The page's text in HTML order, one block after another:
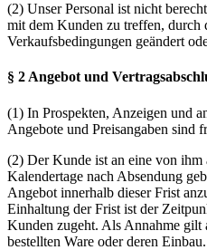
(2) Unser Personal ist nicht
mit dem Kunden zu treffen, durch
Verkaufsbedingungen geändert
§ 2 Angebot und
(1) In Prospekten, Anzeigen und
Angebote und Preisangaben sind
(2) Der Kunde ist an eine von ihm
Kalendertage nach Absendung
Angebot innerhalb dieser Frist
Einhaltung der Frist ist der
Kunden zugeht. Als Annahme gilt
bestellten Ware oder deren Einbau.